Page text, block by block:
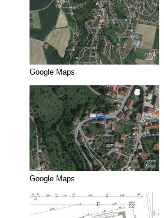
Google Maps
Google Maps